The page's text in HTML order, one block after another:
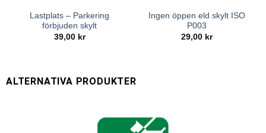
Lastplats – Parkering
förbjuden skylt
39,00 kr
Ingen öppen eld skylt ISO
P003
29,00 kr